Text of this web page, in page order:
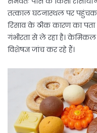
तत्काल घटनास्थल पर
रिसाव के ठीक कारण का पता
गंभीरता से ले रहा है।
विशेषज्ञ जांच कर रहे हैं।